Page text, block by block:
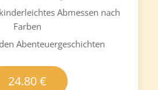
Abmessen nach
Farben
Abenteuergeschichten
24.80 €